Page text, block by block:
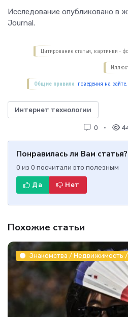
Исследование опубликовано в
Journal.
Цитирование статьи, картинки -
Общие правила поведения на сайте.
Интернет технологии
0
Понравилась ли Вам статья?
0 из 0 посчитали это полезным
Да Нет
Похожие статьи
Знакомства / Недвижимость